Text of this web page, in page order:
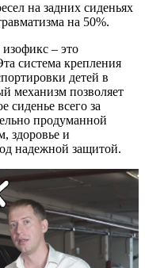
на задних сиденьях
на 50%.
– это
система крепления
детей в
механизм позволяет
сиденье всего за
продуманной
здоровье и
надежной защитой.